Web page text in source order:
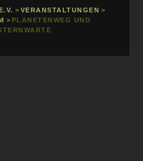
> VERANSTALTUNGEN >
> PLANETENWEG UND